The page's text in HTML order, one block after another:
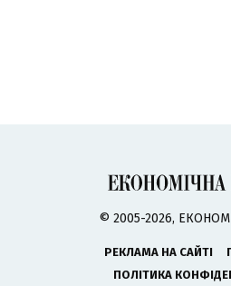
© 2005-2026,
РЕКЛАМА НА САЙТІ
ПОЛІТИКА